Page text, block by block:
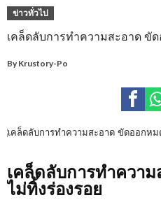
ข่าวทั่วไป
เคล็ดลับการทำความสะอาด ขั
By Krustory-Po
เคล็ดลับการทำควา
ไม่ทิ้งร่องรอย